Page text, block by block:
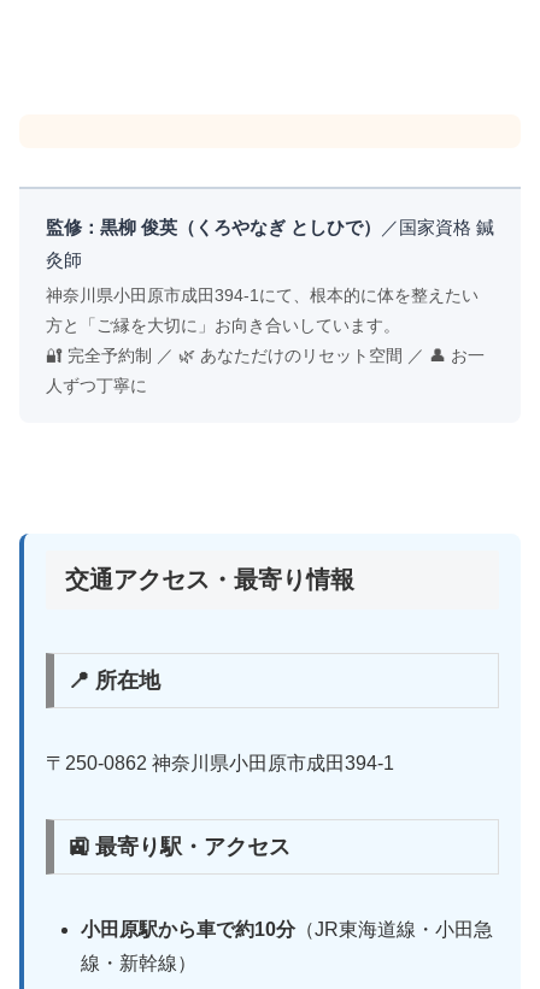
監修：黒柳 俊英（くろやなぎ としひで）
／国家資格 鍼
灸師
神奈川県小田原市成田394-1にて、根本的に体を整えたい
方と「ご縁を大切に」お向き合いしています。
🔐 完全予約制 ／ 🌿 あなただけのリセット空間 ／ 👤 お一
人ずつ丁寧に
交通アクセス・最寄り情報
📍 所在地
〒250-0862 神奈川県小田原市成田394-1
🚉 最寄り駅・アクセス
小田原駅から車で約10分（JR東海道線・小田急
線・新幹線）